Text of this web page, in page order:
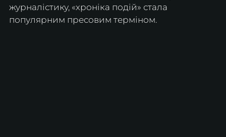
журналістику, «хроніка подій» стала
популярним пресовим терміном.